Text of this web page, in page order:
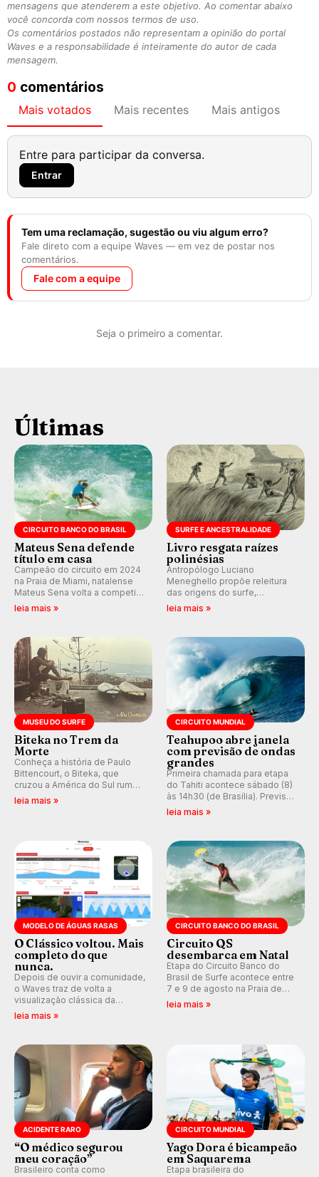
mensagens que atenderem a este objetivo. Ao comentar abaixo
você concorda com nossos termos de uso.
Os comentários postados não representam a opinião do portal
Waves e a responsabilidade é inteiramente do autor de cada
mensagem.
0 comentários
Mais votados Mais recentes Mais antigos
Entre para participar da conversa.
Entrar
Tem uma reclamação, sugestão ou viu algum erro?
Fale direto com a equipe Waves — em vez de postar nos
comentários.
Fale com a equipe
Seja o primeiro a comentar.
Últimas
CIRCUITO BANCO DO BRASIL
Mateus Sena defende
título em casa
Campeão do circuito em 2024
na Praia de Miami, natalense
Mateus Sena volta a competir
em casa em busca de manter a
leia mais »
SURFE E ANCESTRALIDADE
Livro resgata raízes
polinésias
Antropólogo Luciano
Meneghello propõe releitura
das origens do surfe,
resgatando a cultura polinésia
prática em esporte e indústria.
leia mais »
MUSEU DO SURFE
Biteka no Trem da
Morte
Conheça a história de Paulo
Bittencourt, o Biteka, que
cruzou a América do Sul rumo
ao Pacífico em uma jornada
leia mais »
CIRCUITO MUNDIAL
Teahupoo abre janela
com previsão de ondas
grandes
Primeira chamada para etapa
do Tahiti acontece sábado (8)
às 14h30 (de Brasília). Previsão
indica swell consistente.
Kelly Slater convidado.
leia mais »
MODELO DE ÁGUAS RASAS
O Clássico voltou. Mais
completo do que
nunca.
Depois de ouvir a comunidade,
o Waves traz de volta a
visualização clássica da
previsão de águas rasas,
ondas para até 16 dias.
leia mais »
CIRCUITO BANCO DO BRASIL
Circuito QS
desembarca em Natal
Etapa do Circuito Banco do
Brasil de Surfe acontece entre
7 e 9 de agosto na Praia de
Miami (RN), em disputas
leia mais »
ACIDENTE RARO
“O médico segurou
meu coração”
Brasileiro conta como
CIRCUITO MUNDIAL
Yago Dora é bicampeão
em Saquarema
Etapa brasileira do